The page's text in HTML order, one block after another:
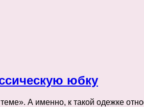
юбку
А именно, к такой одежке